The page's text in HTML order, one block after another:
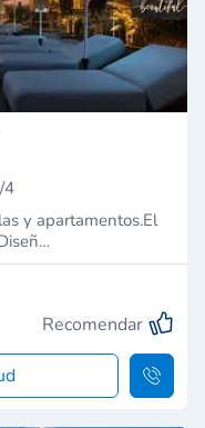
4
y apartamentos.El
Recomendar